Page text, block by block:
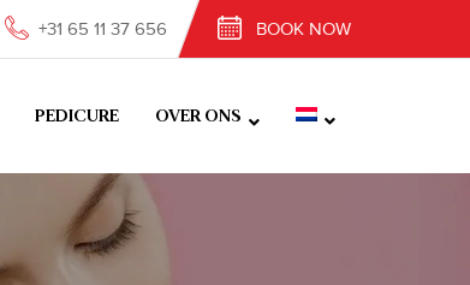
+31 65 11 37 656 BOOK NOW
PEDICURE OVER ONS